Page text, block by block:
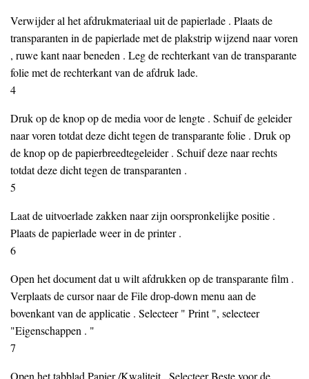
Verwijder al het afdrukmateriaal uit de papierlade . Plaats de
transparanten in de papierlade met de plakstrip wijzend naar voren
, ruwe kant naar beneden . Leg de rechterkant van de transparante
folie met de rechterkant van de afdruk lade.
4
Druk op de knop op de media voor de lengte . Schuif de geleider
naar voren totdat deze dicht tegen de transparante folie . Druk op
de knop op de papierbreedtegeleider . Schuif deze naar rechts
totdat deze dicht tegen de transparanten .
5
Laat de uitvoerlade zakken naar zijn oorspronkelijke positie .
Plaats de papierlade weer in de printer .
6
Open het document dat u wilt afdrukken op de transparante film .
Verplaats de cursor naar de File drop-down menu aan de
bovenkant van de applicatie . Selecteer " Print ", selecteer
"Eigenschappen . "
7
Open het tabblad Papier /Kwaliteit . Selecteer Beste voor de